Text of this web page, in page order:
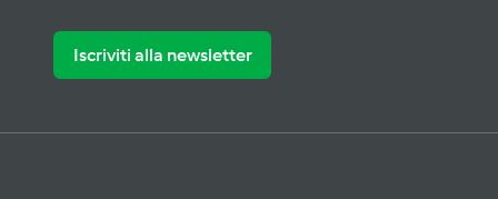
Iscriviti alla newsletter